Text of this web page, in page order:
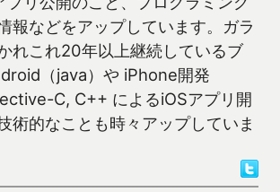
報などをアップしています。ガラ
れこれ20年以上継続しているブ
（java）や iPhone開発
C, C++ によるiOSアプリ開
術的なことも時々アップしていま